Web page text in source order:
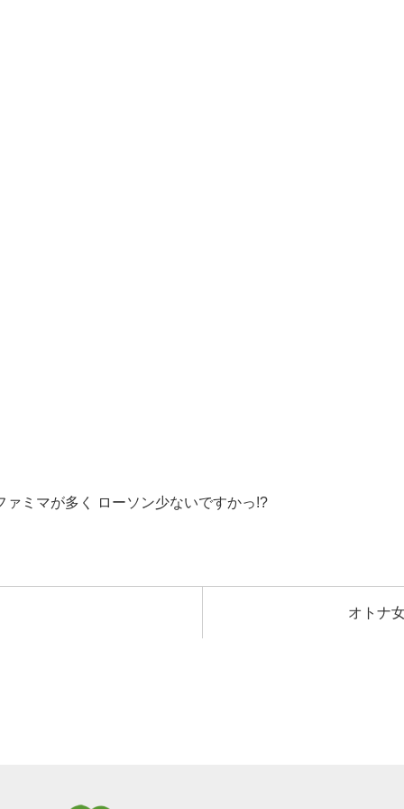
ミマが多く ローソン少ないですかっ!?
オトナ